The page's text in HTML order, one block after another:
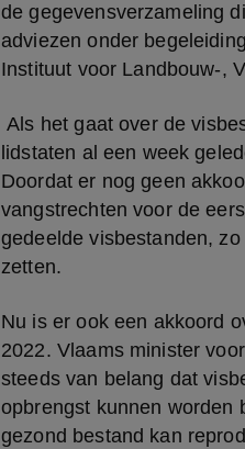
de gegevensverzameling
adviezen onder
Instituut voor Landbouw-,
Als het gaat over de
lidstaten al een week
Doordat er nog geen
vangstrechten voor de
gedeelde visbestanden,
zetten.
Nu is er ook een akkoord
2022. Vlaams minister
steeds van belang dat
opbrengst kunnen worden
gezond bestand kan